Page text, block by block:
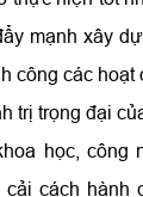
mạnh xây
công các hoạt
trị trọng đại
học, công
cách hành